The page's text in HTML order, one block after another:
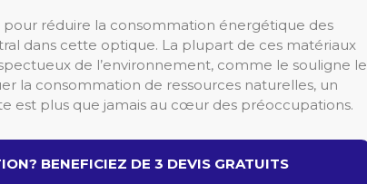
pour réduire la consommation énergétique des
dans cette optique. La plupart de ces matériaux
de l’environnement, comme le souligne le
la consommation de ressources naturelles, un
est plus que jamais au cœur des préoccupations.
BENEFICIEZ DE 3 DEVIS GRATUITS